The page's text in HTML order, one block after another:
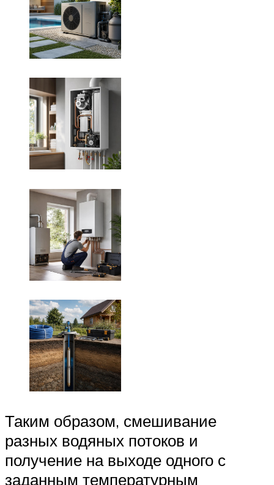
Таким образом, смешивание
разных водяных потоков и
получение на выходе одного с
заданным температурным